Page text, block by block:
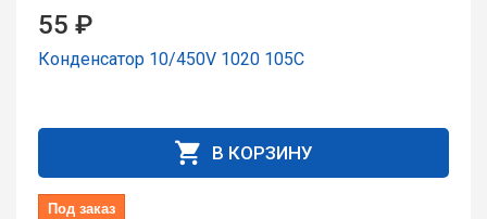
55 ₽
Конденсатор 10/450V 1020 105C
В КОРЗИНУ
Под заказ